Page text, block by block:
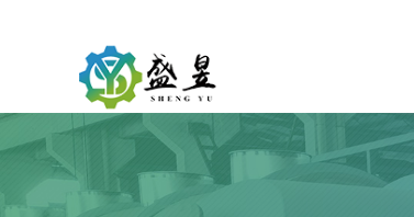
公司首页
公司介绍
公司动态